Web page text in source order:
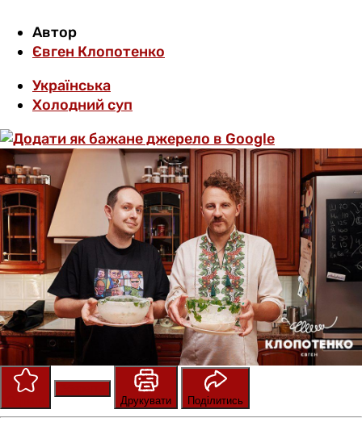
Автор
Євген Клопотенко
Українська
Холодний суп
Друкувати
Поділитись